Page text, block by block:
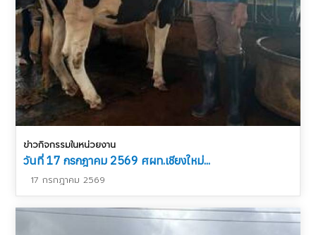
ข่าวกิจกรรมในหน่วยงาน
วันที่ 17 กรกฎาคม 2569 ศผท.เชียงใหม่...
17 กรกฎาคม 2569